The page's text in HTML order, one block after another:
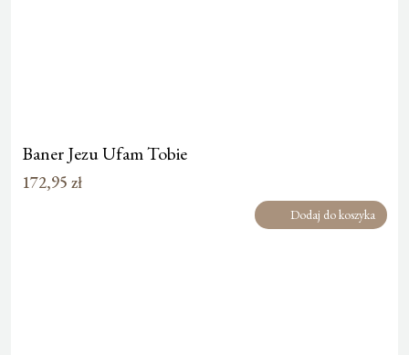
Baner Jezu Ufam Tobie
172,95 zł
Dodaj do koszyka